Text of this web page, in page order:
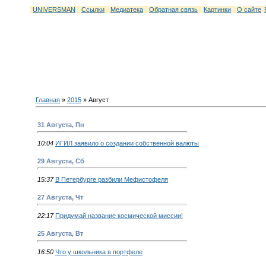
UNIVERSMAN Ссылки Медиатека Обратная связь Картинки О сайте
Главная » 2015 » Август
31 Августа, Пн
10:04 ИГИЛ заявило о создании собственной валюты
29 Августа, Сб
15:37 В Петербурге разбили Мефистофеля
27 Августа, Чт
22:17 Придумай название космической миссии!
25 Августа, Вт
16:50 Что у школьника в портфеле